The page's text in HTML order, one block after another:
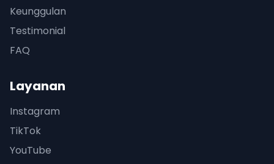
Keunggulan
Testimonial
FAQ
Layanan
Instagram
TikTok
YouTube